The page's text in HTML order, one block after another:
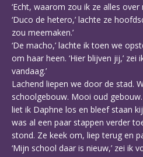
‘Echt, waarom zou ik ze alles
‘Duco de hetero,’ lachte ze
zou meemaken.’
‘De macho,’ lachte ik toen we
om haar heen. ‘Hier blijven jij,’ zei
vandaag.’
Lachend liepen we door de stad.
schoolgebouw. Mooi oud
liet ik Daphne los en bleef staan
was al een paar stappen verder
stond. Ze keek om, liep terug en
‘Mijn school daar is nieuw,’ zei ik